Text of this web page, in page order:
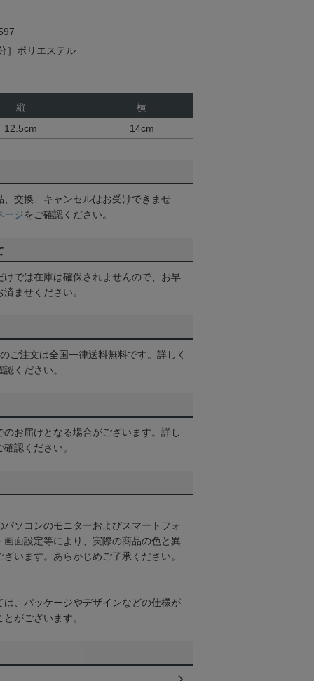
］ポリエステル
縦
横
12.5cm
14cm
交換、キャンセルはお受けできませ
ージをご確認ください。
けでは在庫は確保されませんので、お早
ませください。
ご注文は全国一律送料無料です。詳しく
認ください。
お届けとなる場合がございます。詳し
確認ください。
ソコンのモニターおよびスマートフォ
画面設定等により、実際の商品の色と異
います。あらかじめご了承ください。
は、パッケージやデザインなどの仕様が
がございます。